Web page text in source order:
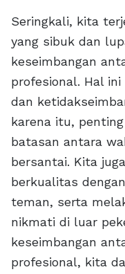
Seringkali, kita
yang sibuk dan
keseimbangan
profesional. Hal
dan
karena itu,
batasan antara
bersantai. Kita
berkualitas
teman, serta
nikmati di luar
keseimbangan
profesional, kita